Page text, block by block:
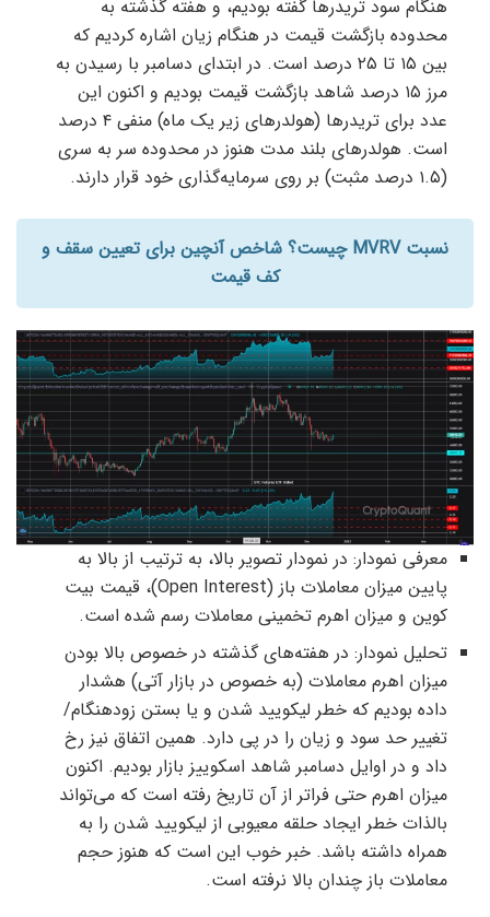
هنگام سود تریدرها گفته بودیم، و هفته گذشته به
محدوده بازگشت قیمت در هنگام زیان اشاره کردیم که
بین ۱۵ تا ۲۵ درصد است. در ابتدای دسامبر با رسیدن به
مرز ۱۵ درصد شاهد بازگشت قیمت بودیم و اکنون این
عدد برای تریدرها (هولدرهای زیر یک ماه) منفی ۴ درصد
است. هولدرهای بلند مدت هنوز در محدوده سر به سری
(۱.۵ درصد مثبت) بر روی سرمایه‌گذاری خود قرار دارند.
نسبت MVRV چیست؟ شاخص آنچین برای تعیین سقف و
کف قیمت
معرفی نمودار: در نمودار تصویر بالا، به ترتیب از بالا به
پایین میزان معاملات باز (Open Interest)، قیمت بیت
کوین و میزان اهرم تخمینی معاملات رسم شده است.
تحلیل نمودار: در هفته‌های گذشته در خصوص بالا بودن
میزان اهرم معاملات (به خصوص در بازار آتی) هشدار
داده بودیم که خطر لیکویید شدن و یا بستن زودهنگام/
تغییر حد سود و زیان را در پی دارد. همین اتفاق نیز رخ
داد و در اوایل دسامبر شاهد اسکوییز بازار بودیم. اکنون
میزان اهرم حتی فراتر از آن تاریخ رفته است که می‌تواند
بالذات خطر ایجاد حلقه‌ معیوبی از لیکویید شدن را به
همراه داشته باشد. خبر خوب این است که هنوز حجم
معاملات باز چندان بالا نرفته است.